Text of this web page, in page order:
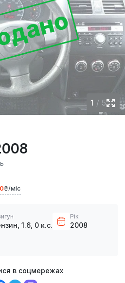
1 / 5
₴/міс
1.6, 0 к.с.
Рік
2008
в соцмережах